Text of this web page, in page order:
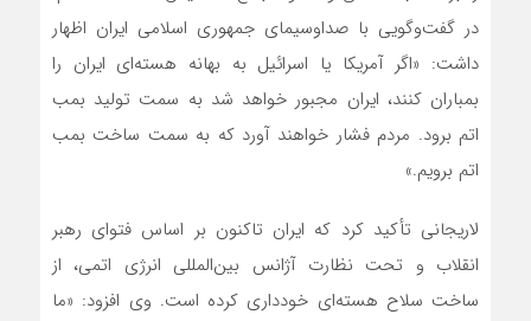
در گفت‌وگویی با صداوسیمای جمهوری اسلامی ایران اظهار
داشت: «اگر آمریکا یا اسرائیل به بهانه هسته‌ای ایران را
بمباران کنند، ایران مجبور خواهد شد به سمت تولید بمب
اتم برود. مردم فشار خواهند آورد که به سمت ساخت بمب
اتم برویم.»
لاریجانی تأکید کرد که ایران تاکنون بر اساس فتوای رهبر
انقلاب و تحت نظارت آژانس بین‌المللی انرژی اتمی، از
ساخت سلاح هسته‌ای خودداری کرده است. وی افزود: «ما